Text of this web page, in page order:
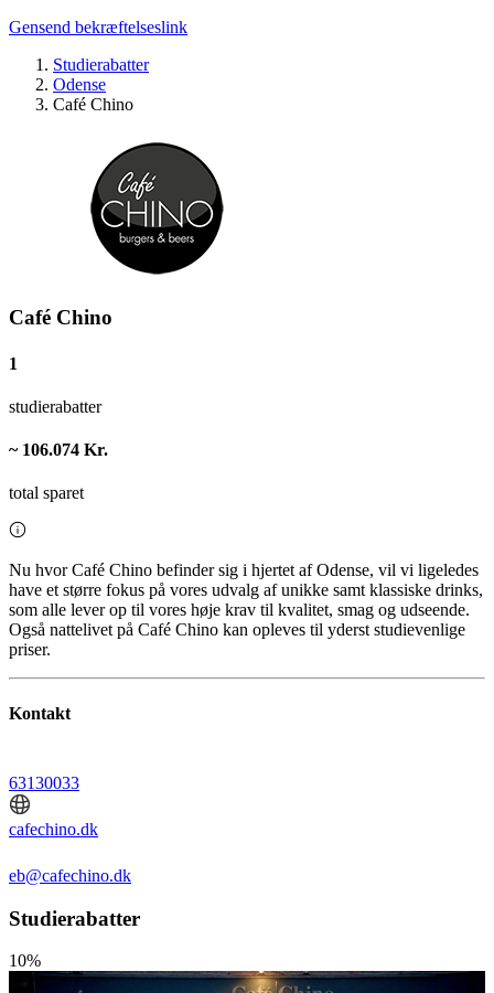
Gensend bekræftelseslink
Studierabatter
Odense
Café Chino
Café Chino
1
studierabatter
~ 106.074 Kr.
total sparet
Nu hvor Café Chino befinder sig i hjertet af Odense, vil vi ligeledes
have et større fokus på vores udvalg af unikke samt klassiske drinks,
som alle lever op til vores høje krav til kvalitet, smag og udseende.
Også nattelivet på Café Chino kan opleves til yderst studievenlige
priser.
Kontakt
63130033
cafechino.dk
eb@cafechino.dk
Studierabatter
10%